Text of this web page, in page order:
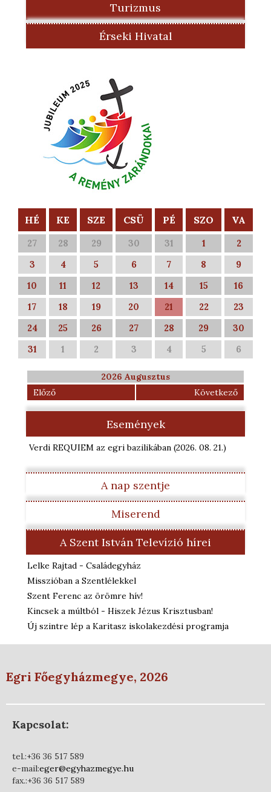
Turizmus
Érseki Hivatal
HÉ KE SZE CSÜ PÉ SZO VA
27 28 29 30 31 1
2
3
4 5 6 7 8
9
10
11 12 13 14 15
16
17
18 19 20 21 22
23
24
25 26 27 28 29
30
31
1 2 3 4 5 6
2026 Augusztus
Előző
Következő
Események
Verdi REQUIEM az egri bazilikában (2026. 08. 21.)
A nap szentje
Miserend
A Szent István Televízió hírei
Lelke Rajtad - Családegyház
Misszióban a Szentlélekkel
Szent Ferenc az örömre hív!
Kincsek a múltból - Hiszek Jézus Krisztusban!
Új szintre lép a Karitasz iskolakezdési programja
Egri Főegyházmegye, 2026
Kapcsolat:
tel.:+36 36 517 589
e-mail:eger@egyhazmegye.hu
fax.:+36 36 517 589